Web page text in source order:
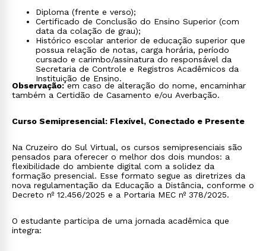
Diploma (frente e verso);
Certificado de Conclusão do Ensino Superior (com
data da colação de grau);
Histórico escolar anterior de educação superior que
possua relação de notas, carga horária, período
cursado e carimbo/assinatura do responsável da
Secretaria de Controle e Registros Acadêmicos da
Instituição de Ensino.
Observação:em caso de alteração do nome, encaminhar
também a Certidão de Casamento e/ou Averbação.
Curso Semipresencial: Flexível, Conectado e Presente
Na Cruzeiro do Sul Virtual, os cursos semipresenciais são
pensados para oferecer o melhor dos dois mundos: a
flexibilidade do ambiente digital com a solidez da
formação presencial. Esse formato segue as diretrizes da
nova regulamentação da Educação a Distância, conforme o
Decreto nº 12.456/2025 e a Portaria MEC nº 378/2025.
O estudante participa de uma jornada acadêmica que
integra: